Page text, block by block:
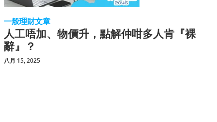
一般理財文章
人工唔加、物價升，點解仲咁多人肯『裸
辭』？
八月 15, 2025